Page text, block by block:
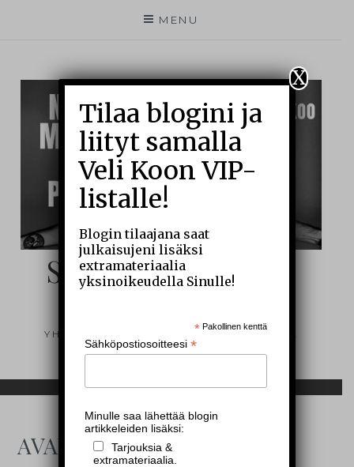
MENU
SIELUNI SILMIN –
YHDEN MIEHEN ARKEA JA ÄÄRIRAJOJA
AVAINSANA:VIUHAHDUS
Tilaa blogini ja
liityt samalla
Veli Koon VIP-
listalle!
Blogin tilaajana saat
julkaisujeni lisäksi
extramateriaalia
yksinoikeudella Sinulle!
* Pakollinen kenttä
Sähköpostiosoitteesi*
Minulle saa lähettää blogin
artikkeleiden lisäksi:
Tarjouksia &
extramateriaalia.
X